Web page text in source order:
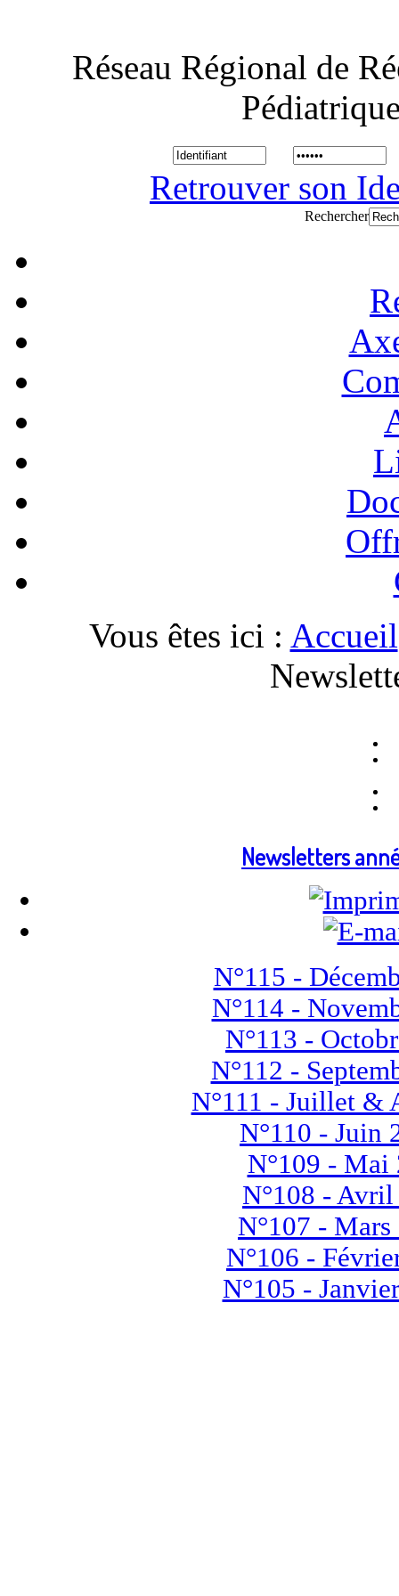
Réseau Régional de
Retrouver son
Rechercher
Vous êtes ici : Accueil
Newsletters
N°115 -
N°114 -
N°113 -
N°112 -
N°111 - Juillet &
N°110 - Juin
N°109 - Mai
N°108 -
N°107 - Mars
N°106 -
N°105 -